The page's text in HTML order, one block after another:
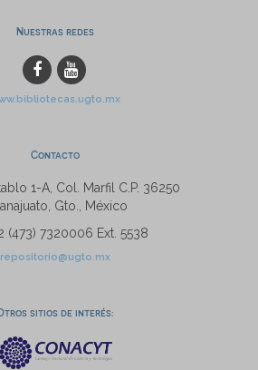
Nuestras redes
Contacto
1-A, Col. Marfil C.P. 36250
Gto., México
(473) 7320006 Ext. 5538
repositorio@ugto.mx
sitios de interés: